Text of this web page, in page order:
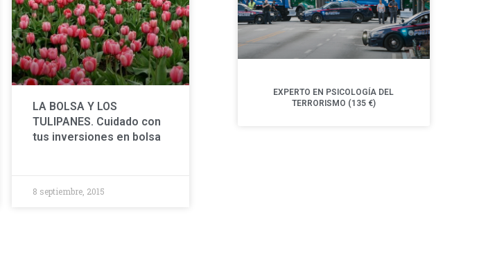
LA BOLSA Y LOS
TULIPANES. Cuidado con
tus inversiones en bolsa
8 septiembre, 2015
EXPERTO EN PSICOLOGÍA DEL
TERRORISMO (135 €)